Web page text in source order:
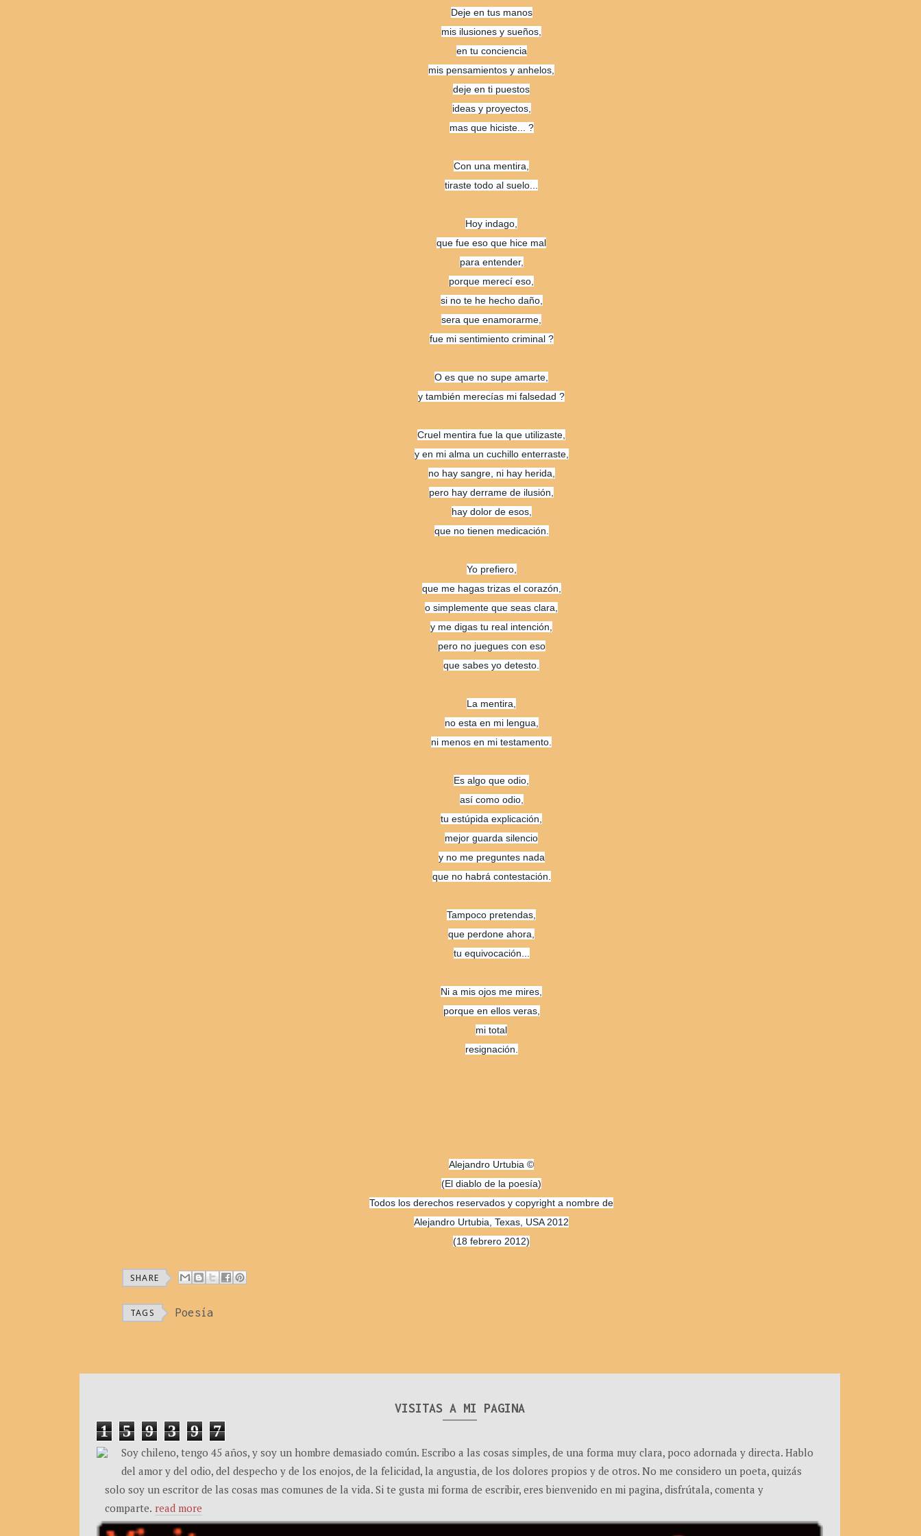
Deje en tus manos
mis ilusiones y sueños,
en tu conciencia
mis pensamientos y anhelos,
deje en ti puestos
ideas y proyectos,
mas que hiciste... ?
Con una mentira,
tiraste todo al suelo...
Hoy indago,
que fue eso que hice mal
para entender,
porque merecí eso,
si no te he hecho daño,
sera que enamorarme,
fue mi sentimiento criminal ?
O es que no supe amarte,
y también merecías mi falsedad ?
Cruel mentira fue la que utilizaste,
y en mi alma un cuchillo enterraste,
no hay sangre, ni hay herida,
pero hay derrame de ilusión,
hay dolor de esos,
que no tienen medicación.
Yo prefiero,
que me hagas trizas el corazón,
o simplemente que seas clara,
y me digas tu real intención,
pero no juegues con eso
que sabes yo detesto.
La mentira,
no esta en mi lengua,
ni menos en mi testamento.
Es algo que odio,
así como odio,
tu estúpida explicación,
mejor guarda silencio
y no me preguntes nada
que no habrá contestación.
Tampoco pretendas,
que perdone ahora,
tu equivocación...
Ni a mis ojos me mires,
porque en ellos veras,
mi total
resignación.
Alejandro Urtubia ©
(El diablo de la poesía)
Todos los derechos reservados y copyright a nombre de
Alejandro Urtubia, Texas, USA 2012
(18 febrero 2012)
SHARE
TAGS Poesía
VISITAS A MI PAGINA
1 5 9 3 9 7
Soy chileno, tengo 45 años, y soy un hombre demasiado común. Escribo a las cosas simples, de una forma muy clara, poco adornada y directa. Hablo
del amor y del odio, del despecho y de los enojos, de la felicidad, la angustia, de los dolores propios y de otros. No me considero un poeta, quizás
solo soy un escritor de las cosas mas comunes de la vida. Si te gusta mi forma de escribir, eres bienvenido en mi pagina, disfrútala, comenta y
comparte. read more